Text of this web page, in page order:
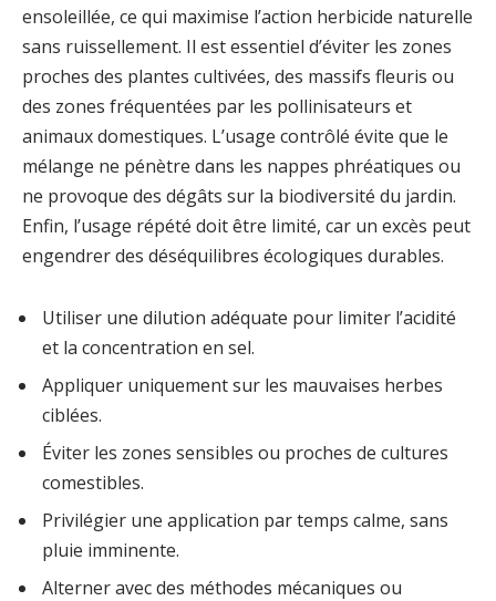
ensoleillée, ce qui maximise l’action herbicide naturelle
sans ruissellement. Il est essentiel d’éviter les zones
proches des plantes cultivées, des massifs fleuris ou
des zones fréquentées par les pollinisateurs et
animaux domestiques. L’usage contrôlé évite que le
mélange ne pénètre dans les nappes phréatiques ou
ne provoque des dégâts sur la biodiversité du jardin.
Enfin, l’usage répété doit être limité, car un excès peut
engendrer des déséquilibres écologiques durables.
Utiliser une dilution adéquate pour limiter l’acidité
et la concentration en sel.
Appliquer uniquement sur les mauvaises herbes
ciblées.
Éviter les zones sensibles ou proches de cultures
comestibles.
Privilégier une application par temps calme, sans
pluie imminente.
Alterner avec des méthodes mécaniques ou